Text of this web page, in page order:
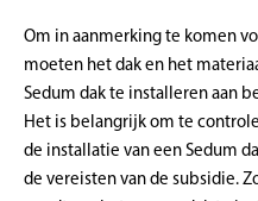
Om in aanmerking te komen
moeten het dak en het
Sedum dak te installeren aan
Het is belangrijk om te
de installatie van een Sedum
de vereisten van de subsidie.